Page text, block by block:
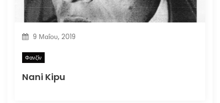
9 Μαΐου, 2019
Φανζίν
Nani Kipu